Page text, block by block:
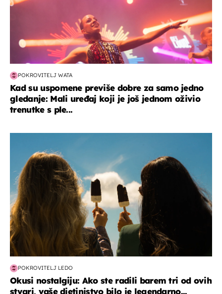
POKROVITELJ WATA
Kad su uspomene previše dobre za samo jedno
gledanje: Mali uređaj koji je još jednom oživio
trenutke s ple...
POKROVITELJ LEDO
Okusi nostalgiju: Ako ste radili barem tri od ovih
stvari, vaše djetinjstvo bilo je legendarno...